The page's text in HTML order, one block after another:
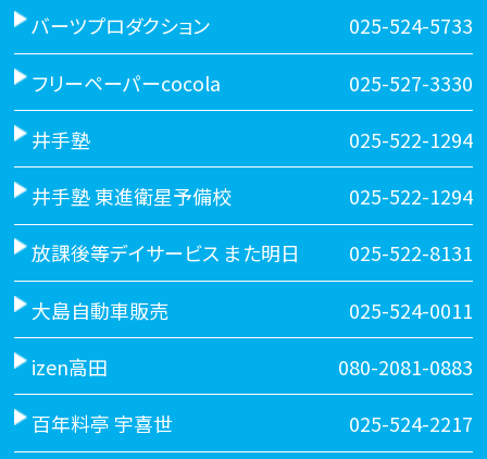
バーツプロダクション 025-524-5733
フリーペーパーcocola 025-527-3330
井手塾 025-522-1294
井手塾 東進衛星予備校 025-522-1294
放課後等デイサービス また明日 025-522-8131
大島自動車販売 025-524-0011
izen高田 080-2081-0883
百年料亭 宇喜世 025-524-2217